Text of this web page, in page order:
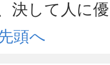
決して人に
頭へ